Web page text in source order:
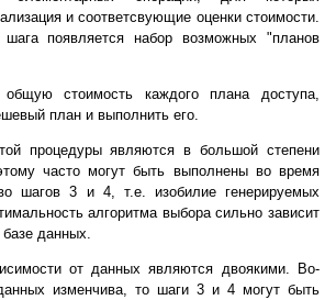
и соответсвующие оценки стоимости.
шага появляется набор возможных "планов
стоимость каждого плана доступа,
план и выполнить его.
процедуры являются в большой степени
часто могут быть выполнены во время
шагов 3 и 4, т.е. изобилие генерируемых
алгоритма выбора сильно зависит
базе данных.
от данных являются двоякими. Во-
изменчива, то шаги 3 и 4 могут быть